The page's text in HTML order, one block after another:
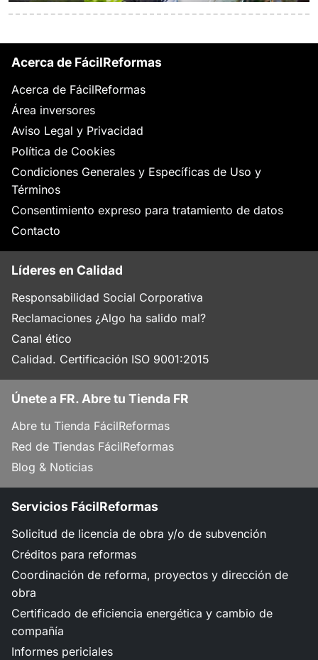
Acerca de FácilReformas
Acerca de FácilReformas
Área inversores
Aviso Legal y Privacidad
Política de Cookies
Condiciones Generales y Específicas de Uso y
Términos
Consentimiento expreso para tratamiento de datos
Contacto
Líderes en Calidad
Responsabilidad Social Corporativa
Reclamaciones ¿Algo ha salido mal?
Canal ético
Calidad. Certificación ISO 9001:2015
Únete a FR. Abre tu Tienda FR
Abre tu Tienda FácilReformas
Red de Tiendas FácilReformas
Blog & Noticias
Servicios FácilReformas
Solicitud de licencia de obra y/o de subvención
Créditos para reformas
Coordinación de reforma, proyectos y dirección de
obra
Certificado de eficiencia energética y cambio de
compañía
Informes periciales